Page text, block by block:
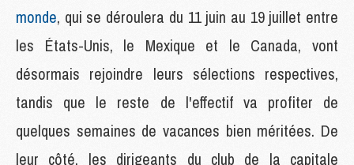
monde, qui se déroulera du 11 juin au 19 juillet entre
les États-Unis, le Mexique et le Canada, vont
désormais rejoindre leurs sélections respectives,
tandis que le reste de l'effectif va profiter de
quelques semaines de vacances bien méritées. De
leur côté, les dirigeants du club de la capitale